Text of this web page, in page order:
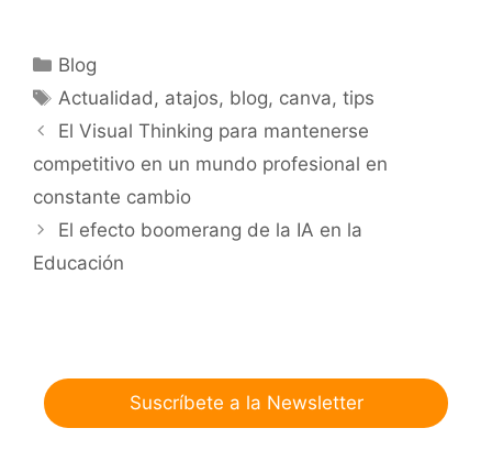
Categorías
Blog
Etiquetas
Actualidad, atajos, blog, canva,tips
El Visual Thinking para mantenerse
competitivo en un mundo profesional en
constante cambio
El efecto boomerang de la IA en la
Educación
Suscríbete a la Newsletter